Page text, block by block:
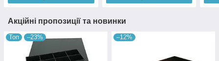
Акційні пропозиції та новинки
Топ –23% –12%